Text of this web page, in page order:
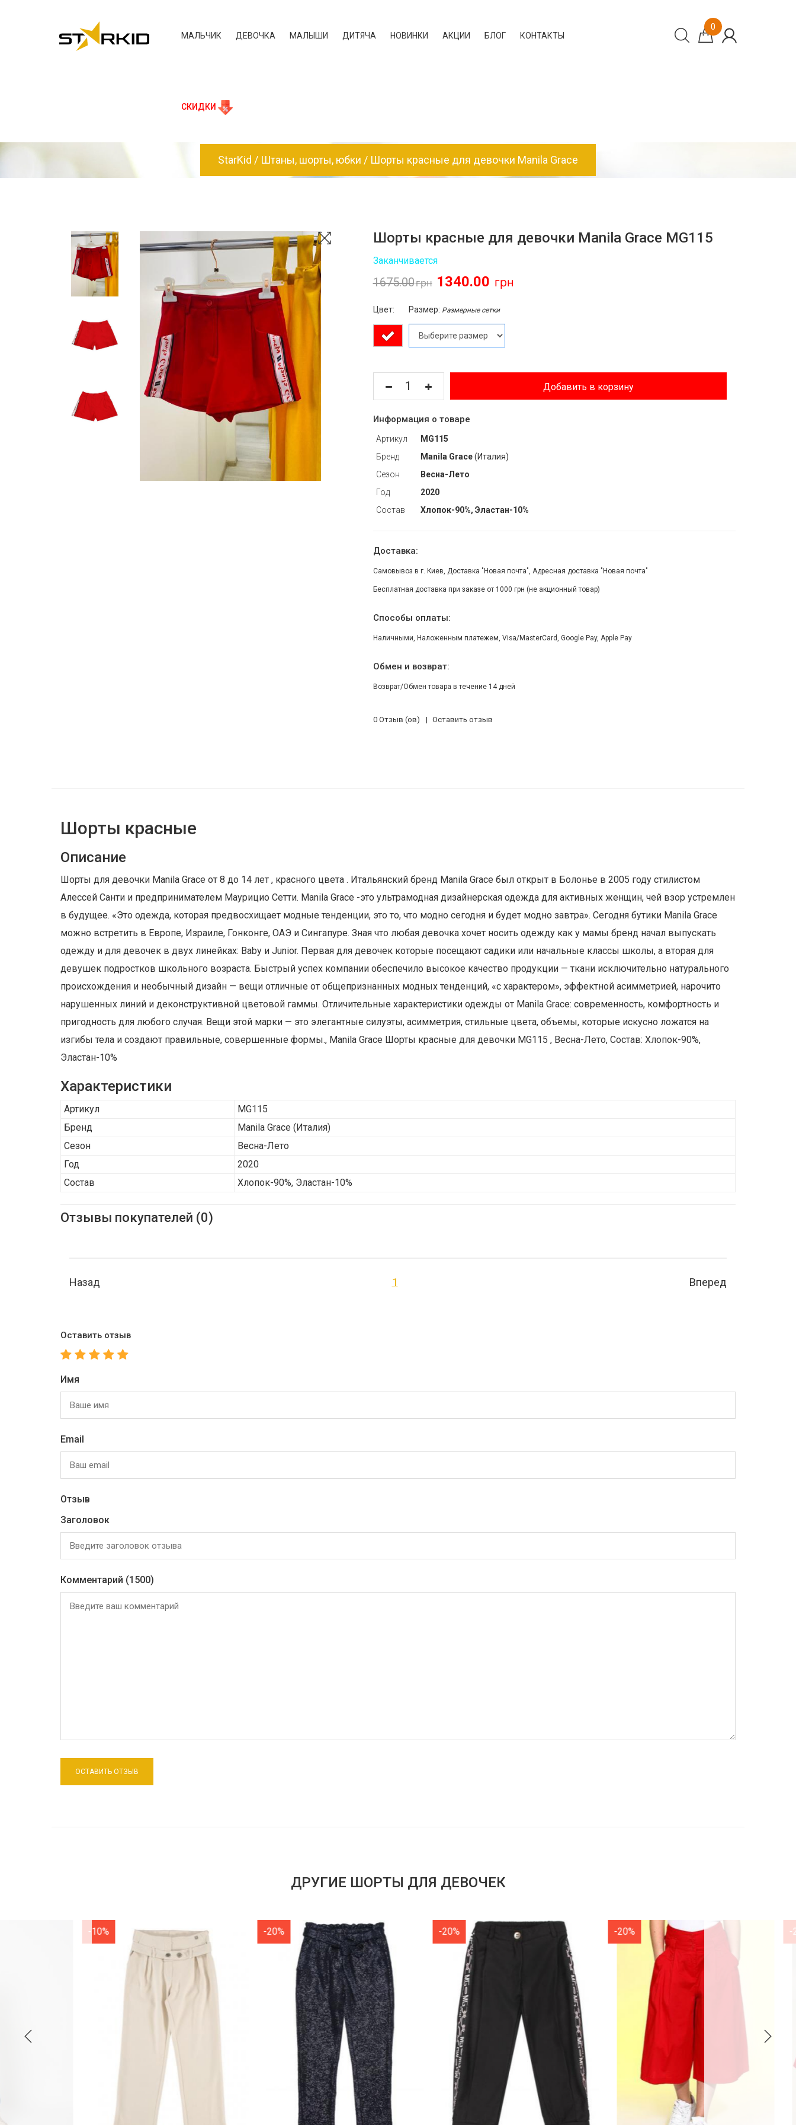
МАЛЬЧИК ДЕВОЧКА МАЛЫШИ ДИТЯЧА НОВИНКИ АКЦИИ БЛОГ КОНТАКТЫ
СКИДКИ
0
StarKid Штаны, шорты, юбки Шорты красные для девочки Manila Grace
Шорты красные для девочки Manila Grace MG115
Заканчивается
1675.00 1340.00
Цвет: Размер: Размерные сетки
Добавить в корзину
Информация о товаре
Артикул
MG115
Бренд
Manila Grace(Италия)
Сезон
Весна-Лето
Год
2020
Состав
Хлопок-90%, Эластан-10%
Доставка:
Самовывоз в г. Киев, Доставка "Новая почта", Адресная доставка "Новая почта"
Бесплатная доставка при заказе от 1000 грн (не акционный товар)
Способы оплаты:
Наличными, Наложенным платежем, Visa/MasterCard, Google Pay, Apple Pay
Обмен и возврат:
Возврат/Обмен товара в течение 14 дней
0 Отзыв (ов) Оставить отзыв
Шорты красные
Описание
Шорты для девочки Manila Grace от 8 до 14 лет , красного цвета . Итальянский бренд Manila Grace был открыт в Болонье в 2005 году стилистом
Алессей Санти и предпринимателем Маурицио Сетти. Manila Grace -это ультрамодная дизайнерская одежда для активных женщин, чей взор устремлен
в будущее. «Это одежда, которая предвосхищает модные тенденции, это то, что модно сегодня и будет модно завтра». Сегодня бутики Manila Grace
можно встретить в Европе, Израиле, Гонконге, ОАЭ и Сингапуре. Зная что любая девочка хочет носить одежду как у мамы бренд начал выпускать
одежду и для девочек в двух линейках: Baby и Junior. Первая для девочек которые посещают садики или начальные классы школы, а вторая для
девушек подростков школьного возраста. Быстрый успех компании обеспечило высокое качество продукции — ткани исключительно натурального
происхождения и необычный дизайн — вещи отличные от общепризнанных модных тенденций, «с характером», эффектной асимметрией, нарочито
нарушенных линий и деконструктивной цветовой гаммы. Отличительные характеристики одежды от Manila Grace: современность, комфортность и
пригодность для любого случая. Вещи этой марки — это элегантные силуэты, асимметрия, стильные цвета, объемы, которые искусно ложатся на
изгибы тела и создают правильные, совершенные формы., Manila Grace Шорты красные для девочки MG115 , Весна-Лето, Состав: Хлопок-90%,
Эластан-10%
Характеристики
Артикул
MG115
Бренд
Manila Grace (Италия)
Сезон
Весна-Лето
Год
2020
Состав
Хлопок-90%, Эластан-10%
Отзывы покупателей (0)
Назад 1 Вперед
Оставить отзыв
Имя
Email
Отзыв
Заголовок
Комментарий (1500)
ДРУГИЕ ШОРТЫ ДЛЯ ДЕВОЧЕК